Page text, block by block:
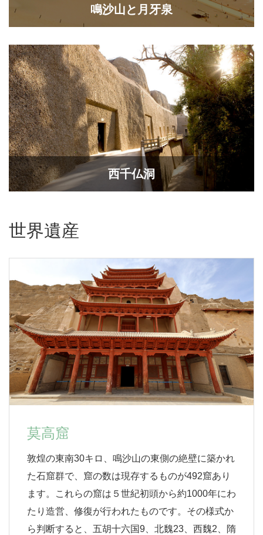
鳴沙山と月牙泉
西千仏洞
世界遺産
莫高窟
敦煌の東南30キロ、鳴沙山の東側の絶壁に築かれ
た石窟群で、窟の数は現存するものが492窟あり
ます。これらの窟は５世紀初頭から約1000年にわ
たり造営、修復が行われたものです。その様式か
ら判断すると、五胡十六国9、北魏23、西魏2、隋